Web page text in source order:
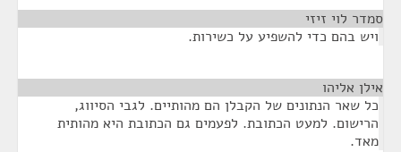
סמדר לוי זיזי
ויש בהם כדי להשפיע על כשירות.
אילן אליהו
כל שאר הנתונים של הקבלן הם מהותיים. לגבי הסיווג,
הרישום. למעט הכתובת. לפעמים גם הכתובת היא מהותית
מאד.